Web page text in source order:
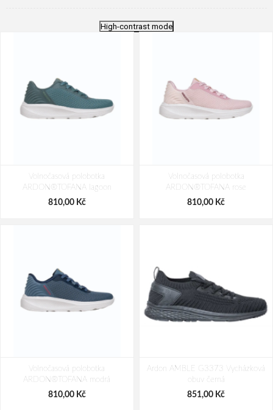
High-contrast mode
Volnočasová polobotka
ARDON®TOFANA lagoon
810,00 Kč
Volnočasová polobotka
ARDON®TOFANA rose
810,00 Kč
Volnočasová polobotka
ARDON®TOFANA modrá
810,00 Kč
Ardon AMBLE G3373 Vycházková
obuv černá
851,00 Kč